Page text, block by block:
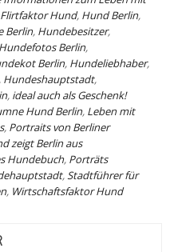
Flirtfaktor Hund, Hund Berlin,
Berlin, Hundebesitzer,
Hundefotos Berlin,
Berlin, Hundeliebhaber,
Hundeshauptstadt,
, ideal auch als Geschenk!
Hund Berlin, Leben mit
, Portraits von Berliner
zeigt Berlin aus
Hundebuch, Porträts
,Stadtführer für
, Wirtschaftsfaktor Hund